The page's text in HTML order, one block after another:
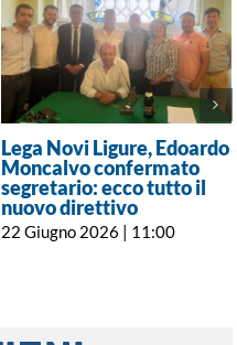
Lega Novi Ligure, Edoardo
Moncalvo confermato
segretario: ecco tutto il
nuovo direttivo
22 Giugno 2026 | 11:00